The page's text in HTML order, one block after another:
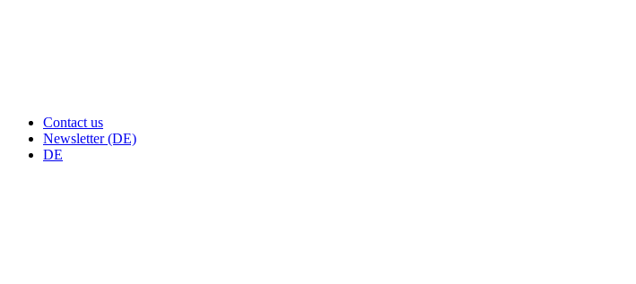
Contact us
Newsletter (DE)
DE